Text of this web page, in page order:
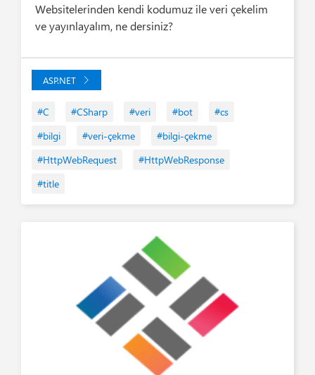
Websitelerinden kendi kodumuz ile veri çekelim
ve yayınlayalım, ne dersiniz?
ASP.NET
#C #CSharp #veri #bot
#cs
#bilgi
#veri-çekme
#bilgi-çekme
#HttpWebRequest
#HttpWebResponse
#title